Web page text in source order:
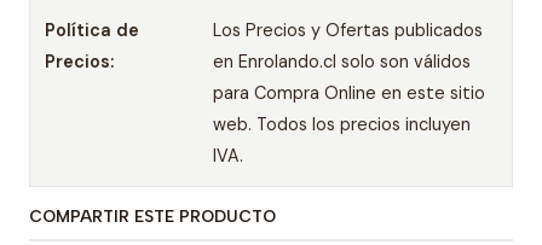
Política de
Precios:
Los Precios y Ofertas publicados
en Enrolando.cl solo son válidos
para Compra Online en este sitio
web. Todos los precios incluyen
IVA.
COMPARTIR ESTE PRODUCTO